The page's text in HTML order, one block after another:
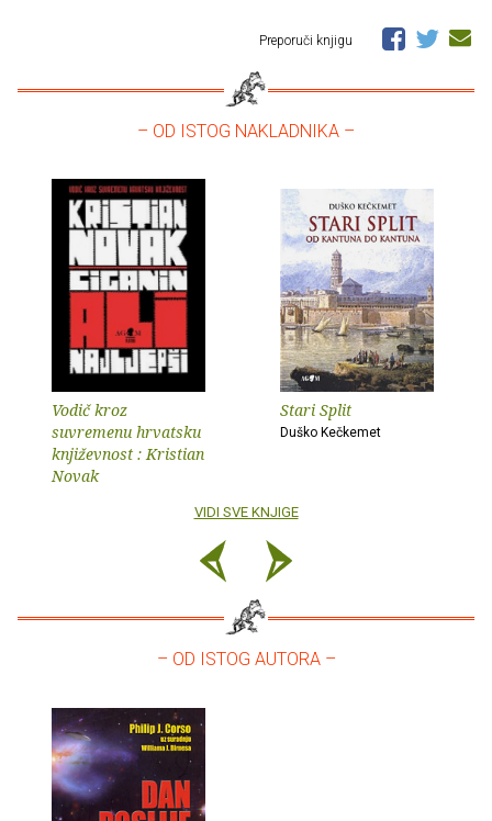
Preporuči knjigu
– OD ISTOG NAKLADNIKA –
Vodič kroz
suvremenu hrvatsku
književnost : Kristian
Novak
Stari Split
Duško Kečkemet
VIDI SVE KNJIGE
– OD ISTOG AUTORA –